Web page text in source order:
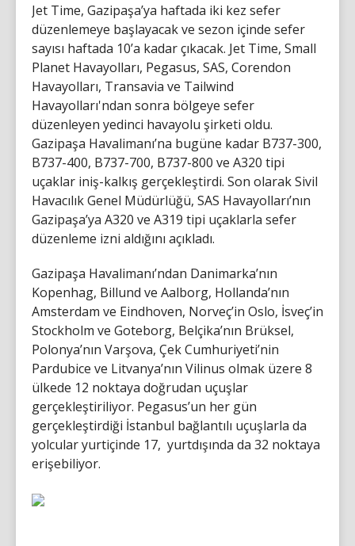
Jet Time, Gazipaşa’ya haftada iki kez sefer
düzenlemeye başlayacak ve sezon içinde sefer
sayısı haftada 10’a kadar çıkacak. Jet Time, Small
Planet Havayolları, Pegasus, SAS, Corendon
Havayolları, Transavia ve Tailwind
Havayolları'ndan sonra bölgeye sefer
düzenleyen yedinci havayolu şirketi oldu.
Gazipaşa Havalimanı’na bugüne kadar B737-300,
B737-400, B737-700, B737-800 ve A320 tipi
uçaklar iniş-kalkış gerçekleştirdi. Son olarak Sivil
Havacılık Genel Müdürlüğü, SAS Havayolları’nın
Gazipaşa’ya A320 ve A319 tipi uçaklarla sefer
düzenleme izni aldığını açıkladı.
Gazipaşa Havalimanı’ndan Danimarka’nın
Kopenhag, Billund ve Aalborg, Hollanda’nın
Amsterdam ve Eindhoven, Norveç’in Oslo, İsveç’in
Stockholm ve Goteborg, Belçika’nın Brüksel,
Polonya’nın Varşova, Çek Cumhuriyeti’nin
Pardubice ve Litvanya’nın Vilinus olmak üzere 8
ülkede 12 noktaya doğrudan uçuşlar
gerçekleştiriliyor. Pegasus’un her gün
gerçekleştirdiği İstanbul bağlantılı uçuşlarla da
yolcular yurtiçinde 17, yurtdışında da 32 noktaya
erişebiliyor.